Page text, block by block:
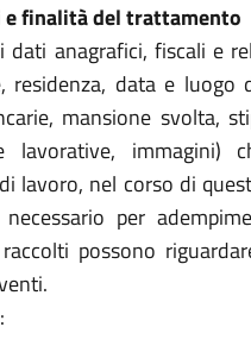
finalità del trattamento
dati anagrafici, fiscali e
residenza, data e
mansione svolta,
lavorative, immagini)
lavoro, nel corso di
per
possono